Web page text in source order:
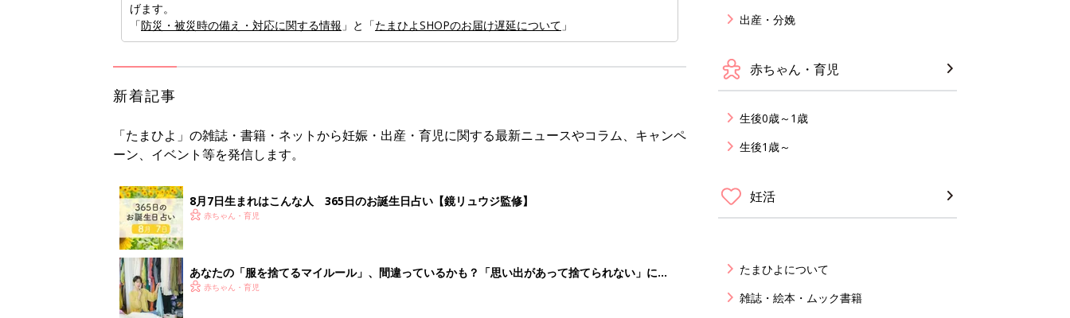
げます。
「防災・被災時の備え・対応に関する情報 」と「たまひよSHOPのお届け遅延について 」
新着記事
「たまひよ」の雑誌・書籍・ネットから妊娠・出産・育児に関する最新ニュースやコラム、キャンペ
ーン、イベント等を発信します。
8月7日生まれはこんな人 365日のお誕生日占い【鏡リュウジ監修】
赤ちゃん・育児
あなたの「服を捨てるマイルール」、間違っているかも？「思い出があって捨てられない」に
収納スタイリストが喝！
赤ちゃん・育児
出産・分娩
赤ちゃん・育児
生後0歳～1歳
生後1歳～
妊活
たまひよについて
雑誌・絵本・ムック書籍